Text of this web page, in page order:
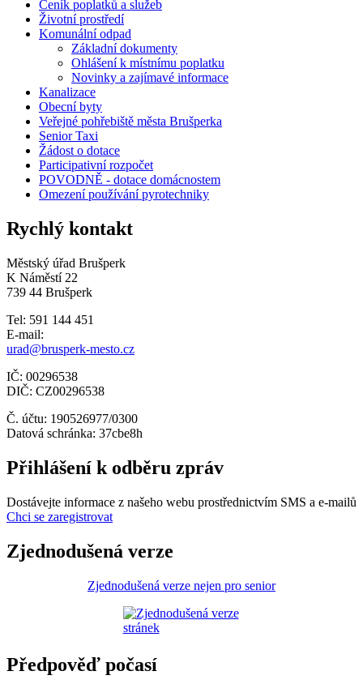
Ceník poplatků a služeb
Životní prostředí
Komunální odpad
Základní dokumenty
Ohlášení k místnímu poplatku
Novinky a zajímavé informace
Kanalizace
Obecní byty
Veřejné pohřebiště města Brušperka
Senior Taxi
Žádost o dotace
Participativní rozpočet
POVODNĚ - dotace domácnostem
Omezení používání pyrotechniky
Rychlý kontakt
Městský úřad Brušperk
K Náměstí 22
739 44 Brušperk
Tel: 591 144 451
E-mail:
urad@brusperk-mesto.cz
IČ: 00296538
DIČ: CZ00296538
Č. účtu: 190526977/0300
Datová schránka: 37cbe8h
Přihlášení k odběru zpráv
Dostávejte informace z našeho webu prostřednictvím SMS a e-mailů
Chci se zaregistrovat
Zjednodušená verze
Zjednodušená verze nejen pro senior
Předpověď počasí